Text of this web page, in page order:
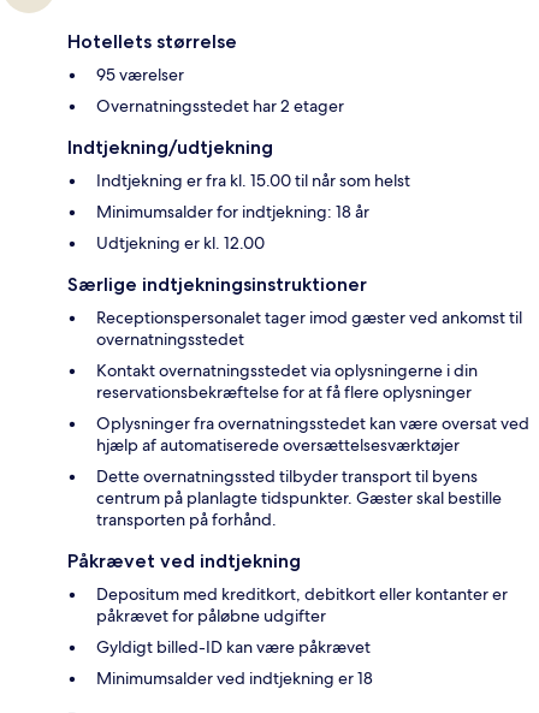
Hotellets størrelse
95 værelser
Overnatningsstedet har 2 etager
Indtjekning/udtjekning
Indtjekning er fra kl. 15.00 til når som helst
Minimumsalder for indtjekning: 18 år
Udtjekning er kl. 12.00
Særlige indtjekningsinstruktioner
Receptionspersonalet tager imod gæster ved ankomst til
overnatningsstedet
Kontakt overnatningsstedet via oplysningerne i din
reservationsbekræftelse for at få flere oplysninger
Oplysninger fra overnatningsstedet kan være oversat ved
hjælp af automatiserede oversættelsesværktøjer
Dette overnatningssted tilbyder transport til byens
centrum på planlagte tidspunkter. Gæster skal bestille
transporten på forhånd.
Påkrævet ved indtjekning
Depositum med kreditkort, debitkort eller kontanter er
påkrævet for påløbne udgifter
Gyldigt billed-ID kan være påkrævet
Minimumsalder ved indtjekning er 18